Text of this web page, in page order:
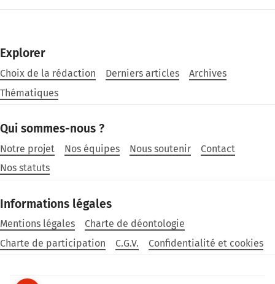
Explorer
Choix de la rédaction Derniers articles
Archives
Thématiques
Qui sommes-nous ?
Notre projet Nos équipes Nous soutenir
Contact
Nos statuts
Informations légales
Mentions légales
Charte de déontologie
Charte de participation
C.G.V. Confidentialité et cookies